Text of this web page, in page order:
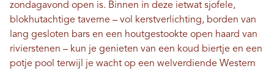
zondagavond open is. Binnen in deze ietwat sjofele,
blokhutachtige taverne – vol kerstverlichting, borden van
lang gesloten bars en een houtgestookte open haard van
rivierstenen – kun je genieten van een koud biertje en een
potje pool terwijl je wacht op een welverdiende Western